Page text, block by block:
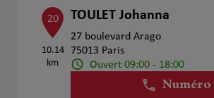
20
10.14
km
TOULET Johanna
27 boulevard Arago
75013 Paris
Ouvert 09:00 - 18:00
Numéro